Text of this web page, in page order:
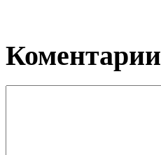
Коментарии